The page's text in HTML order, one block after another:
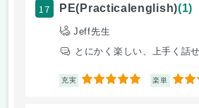
17 PE(Practicalenglish)(1)
Jeff先生
とにかく楽しい、上手く話
充実 5 楽単 3